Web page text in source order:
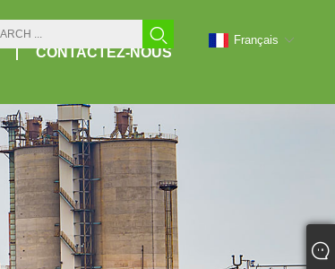
CONTACTEZ-NOUS
Français